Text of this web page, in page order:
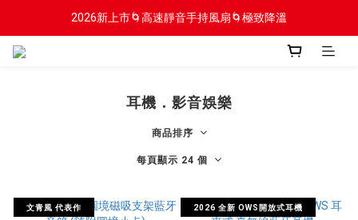
2026新上市🌀高速靜音手持風扇🌀極致降溫
2026新上市🌀高速靜音手持風扇🌀極致降溫
耳機．影音娛樂
商品排序
每頁顯示 24 個
文青風 代表作 2026 全新 OWS開放式耳機